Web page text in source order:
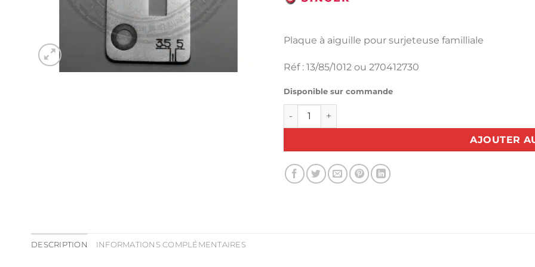
Plaque à aiguille pour surjeteuse familliale
Réf : 13/85/1012 ou 270412730
Disponible sur commande
quantité de Plaque à aiguille 14U14b, 174B, 184B,
AJOUTER
DESCRIPTION INFORMATIONS COMPLÉMENTAIRES